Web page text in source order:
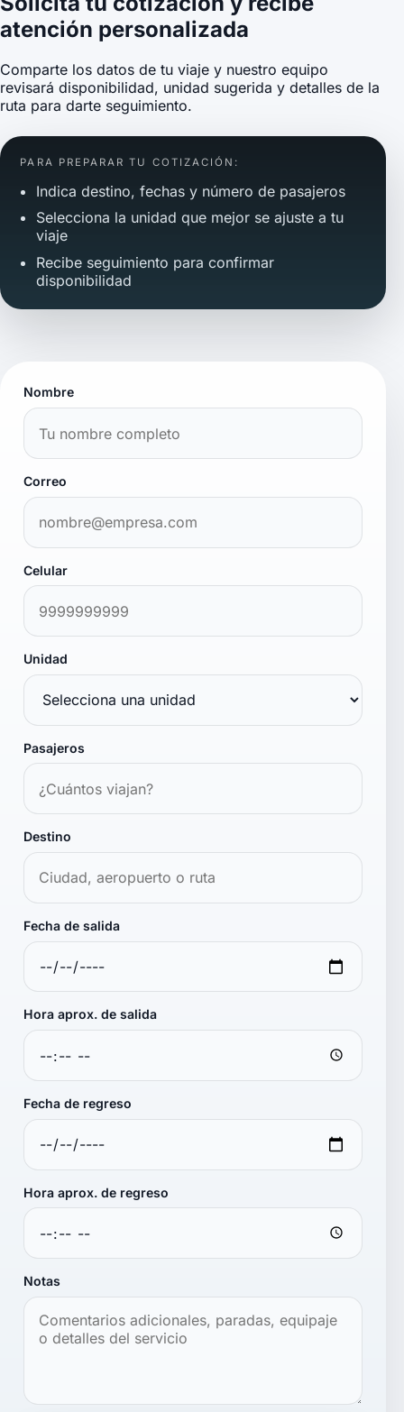
atención personalizada
Comparte los datos de tu viaje y nuestro equipo
revisará disponibilidad, unidad sugerida y detalles de la
ruta para darte seguimiento.
PARA PREPARAR TU COTIZACIÓN:
Indica destino, fechas y número de pasajeros
Selecciona la unidad que mejor se ajuste a tu
viaje
Recibe seguimiento para confirmar
disponibilidad
Nombre
Correo
Celular
Unidad
Pasajeros
Destino
Fecha de salida
Hora aprox. de salida
Fecha de regreso
Hora aprox. de regreso
Notas